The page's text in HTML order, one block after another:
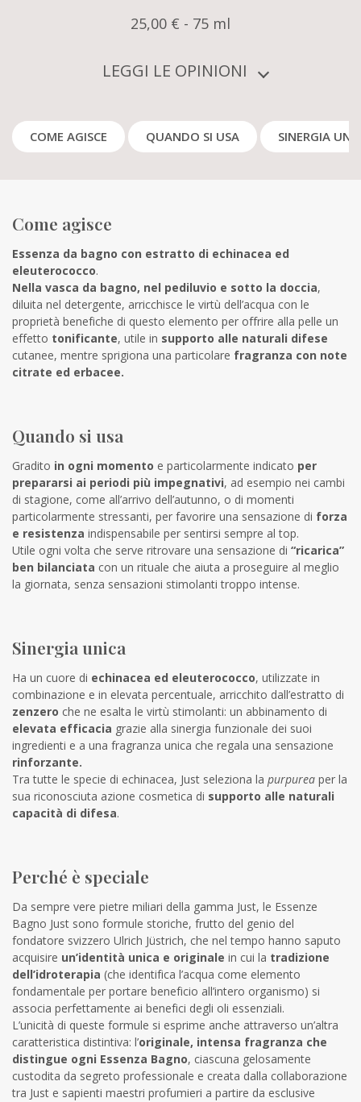
25,00 € - 75 ml
LEGGI LE OPINIONI
COME AGISCE QUANDO SI USA SINERGIA
Come agisce
Essenza da bagno con estratto di echinacea ed
eleuterococco.
Nella vasca da bagno, nel pediluvio e sotto la doccia,
diluita nel detergente, arricchisce le virtù dell’acqua con le
proprietà benefiche di questo elemento per offrire alla pelle un
effetto tonificante, utile in supporto alle naturali difese
cutanee, mentre sprigiona una particolare fragranza con note
citrate ed erbacee.
Quando si usa
Gradito in ogni momento e particolarmente indicato per
prepararsi ai periodi più impegnativi, ad esempio nei cambi
di stagione, come all’arrivo dell’autunno, o di momenti
particolarmente stressanti, per favorire una sensazione di forza
e resistenza indispensabile per sentirsi sempre al top.
Utile ogni volta che serve ritrovare una sensazione di “ricarica”
ben bilanciata con un rituale che aiuta a proseguire al meglio
la giornata, senza sensazioni stimolanti troppo intense.
Sinergia unica
Ha un cuore di echinacea ed eleuterococco, utilizzate in
combinazione e in elevata percentuale, arricchito dall’estratto di
zenzero che ne esalta le virtù stimolanti: un abbinamento di
elevata efficacia grazie alla sinergia funzionale dei suoi
ingredienti e a una fragranza unica che regala una sensazione
rinforzante.
Tra tutte le specie di echinacea, Just seleziona la purpurea per la
sua riconosciuta azione cosmetica di supporto alle naturali
capacità di difesa.
Perché è speciale
Da sempre vere pietre miliari della gamma Just, le Essenze
Bagno Just sono formule storiche, frutto del genio del
fondatore svizzero Ulrich Jüstrich, che nel tempo hanno saputo
acquisire un’identità unica e originale in cui la tradizione
dell’idroterapia (che identifica l’acqua come elemento
fondamentale per portare beneficio all’intero organismo) si
associa perfettamente ai benefici degli oli essenziali.
L’unicità di queste formule si esprime anche attraverso un’altra
caratteristica distintiva: l’originale, intensa fragranza che
distingue ogni Essenza Bagno, ciascuna gelosamente
custodita da segreto professionale e creata dalla collaborazione
tra Just e sapienti maestri profumieri a partire da esclusive